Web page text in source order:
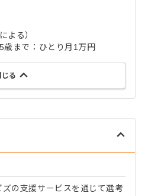
よる）
まで：ひとり月1万円
じる
の支援サービスを通じて選考